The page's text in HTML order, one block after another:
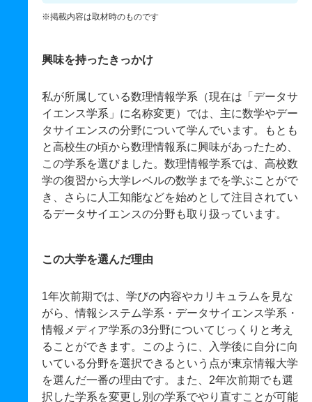
※掲載内容は取材時のものです
興味を持ったきっかけ
私が所属している数理情報学系（現在は「データサ
イエンス学系」に名称変更）では、主に数学やデー
タサイエンスの分野について学んでいます。もとも
と高校生の頃から数理情報系に興味があったため、
この学系を選びました。数理情報学系では、高校数
学の復習から大学レベルの数学までを学ぶことがで
き、さらに人工知能などを始めとして注目されてい
るデータサイエンスの分野も取り扱っています。
この大学を選んだ理由
1年次前期では、学びの内容やカリキュラムを見な
がら、情報システム学系・データサイエンス学系・
情報メディア学系の3分野についてじっくりと考え
ることができます。このように、入学後に自分に向
いている分野を選択できるという点が東京情報大学
を選んだ一番の理由です。また、2年次前期でも選
択した学系を変更し別の学系でやり直すことが可能